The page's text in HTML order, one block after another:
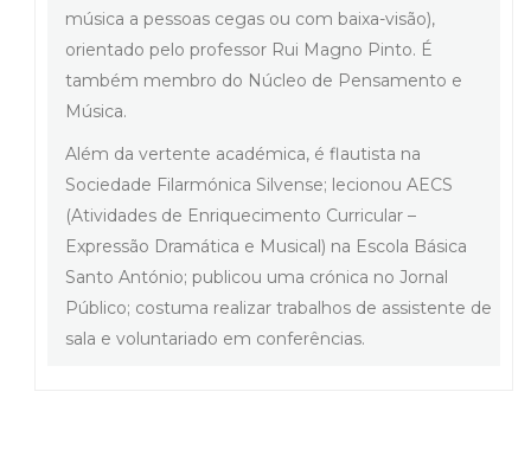
música a pessoas cegas ou com baixa-visão),
orientado pelo professor Rui Magno Pinto. É
também membro do Núcleo de Pensamento e
Música.
Além da vertente académica, é flautista na
Sociedade Filarmónica Silvense; lecionou AECS
(Atividades de Enriquecimento Curricular –
Expressão Dramática e Musical) na Escola Básica
Santo António; publicou uma crónica no Jornal
Público; costuma realizar trabalhos de assistente de
sala e voluntariado em conferências.